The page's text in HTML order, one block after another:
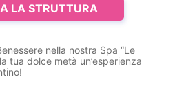
LA STRUTTURA
nella nostra Spa “Le
tua dolce metà un’esperienza